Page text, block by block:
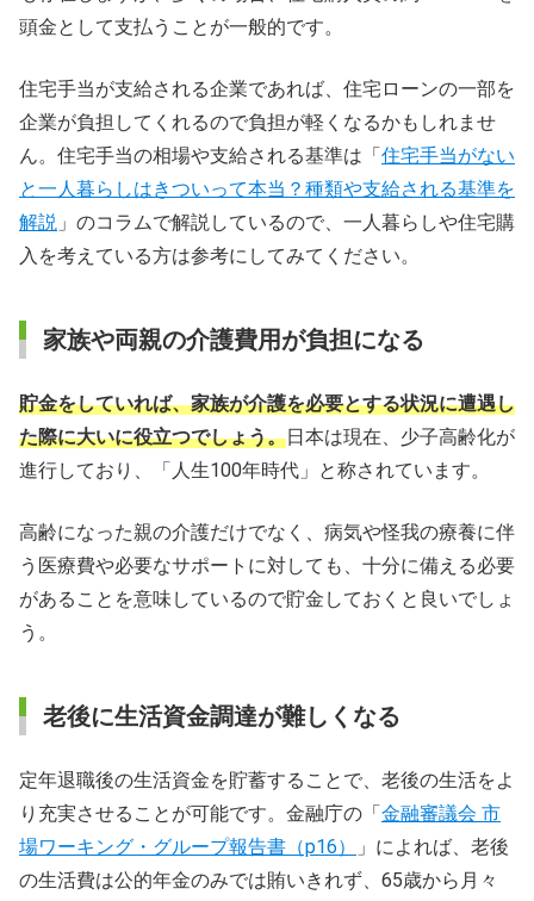
頭金として支払うことが一般的です。
住宅手当が支給される企業であれば、住宅ローンの一部を
企業が負担してくれるので負担が軽くなるかもしれませ
ん。住宅手当の相場や支給される基準は「 住宅手当がない
と一人暮らしはきついって本当？種類や支給される基準を
解説 」のコラムで解説しているので、一人暮らしや住宅購
入を考えている方は参考にしてみてください。
家族や両親の介護費用が負担になる
貯金をしていれば、家族が介護を必要とする状況に遭遇し
た際に大いに役立つでしょう。日本は現在、少子高齢化が
進行しており、「人生100年時代」と称されています。
高齢になった親の介護だけでなく、病気や怪我の療養に伴
う医療費や必要なサポートに対しても、十分に備える必要
があることを意味しているので貯金しておくと良いでしょ
う。
老後に生活資金調達が難しくなる
定年退職後の生活資金を貯蓄することで、老後の生活をよ
り充実させることが可能です。金融庁の「 金融審議会 市
場ワーキング・グループ報告書（p16）
」によれば、老後
の生活費は公的年金のみでは賄いきれず、65歳から月々